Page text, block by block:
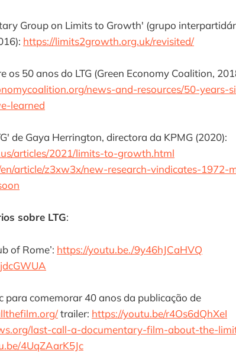
Group on Limits to Growth' (grupo
https://limits2growth.org.uk/revisited/
os 50 anos do LTG (Green Economy Coalition,
news-and-resources/50-years-
learned
de Gaya Herrington, directora da KPMG (2020):
articles/2021/limits-to-growth.html
article/z3xw3x/new-research-vindicates-1972-
sobre LTG:
of Rome’: https://youtu.be./9y46hJCaHVQ
para comemorar 40 anos da publicação de
trailer: https://youtu.be/r4Os6dQhXeI
last-call-a-documentary-film-about-the-
4UqZAarK5Jc